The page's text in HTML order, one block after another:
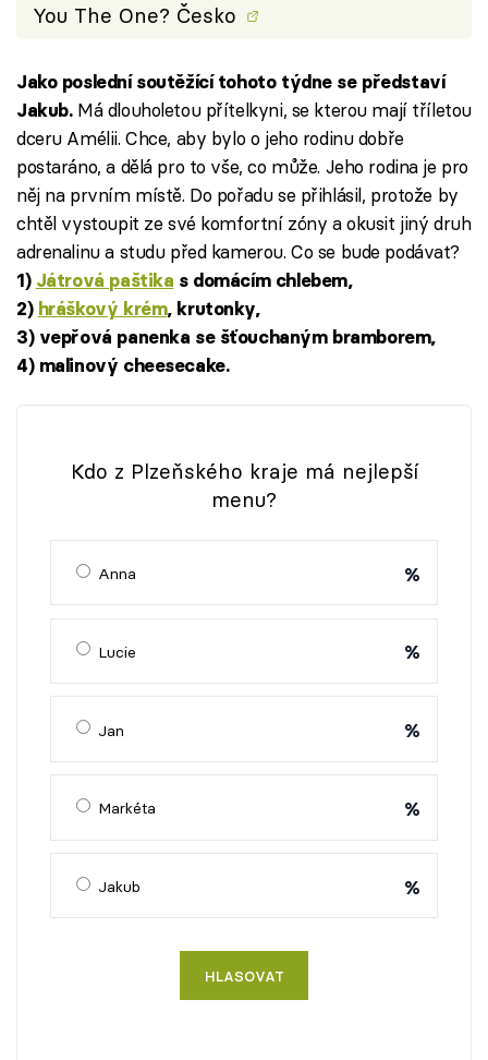
You The One? Česko
Jako poslední soutěžící tohoto týdne se představí
Jakub. Má dlouholetou přítelkyni, se kterou mají tříletou
dceru Amélii. Chce, aby bylo o jeho rodinu dobře
postaráno, a dělá pro to vše, co může. Jeho rodina je pro
něj na prvním místě. Do pořadu se přihlásil, protože by
chtěl vystoupit ze své komfortní zóny a okusit jiný druh
adrenalinu a studu před kamerou. Co se bude podávat?
1) Játrová paštika s domácím chlebem,
2) hráškový krém, krutonky,
3) vepřová panenka se šťouchaným bramborem,
4) malinový cheesecake.
Kdo z Plzeňského kraje má nejlepší
menu?
Anna %
Lucie %
Jan %
Markéta %
Jakub %
HLASOVAT